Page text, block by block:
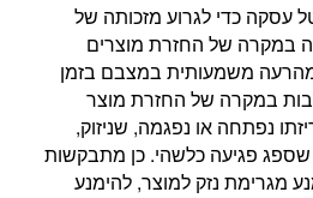
עסקה כדי לגרוע מזכותה של
במקרה של החזרת מוצרים
משמעותית במצבם בזמן
במקרה של החזרת מוצר
נפתחה או נפגמה, שניזוק,
פגיעה כלשהי. כן מתבקשות
מגרימת נזק למוצר, להימנע